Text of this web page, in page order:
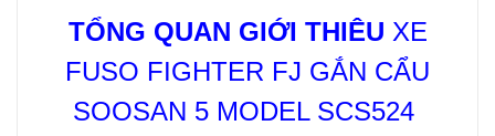
TỔNG QUAN GIỚI THIÊU XE
FUSO FIGHTER FJ GẮN CẨU
SOOSAN 5 MODEL SCS524